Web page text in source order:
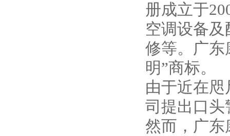
册成立于
空调设备
修等。广东
明”商标。
由于近在
司提出口头
然而，广东